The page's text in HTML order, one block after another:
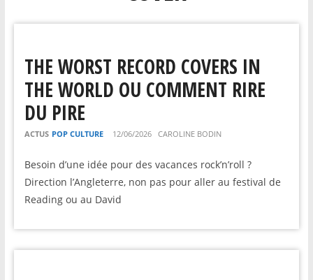
THE WORST RECORD COVERS IN
THE WORLD OU COMMENT RIRE
DU PIRE
ACTUS POP CULTURE 12/06/2026 CAROLINE BODIN
Besoin d’une idée pour des vacances rock’n’roll ?
Direction l’Angleterre, non pas pour aller au festival de
Reading ou au David